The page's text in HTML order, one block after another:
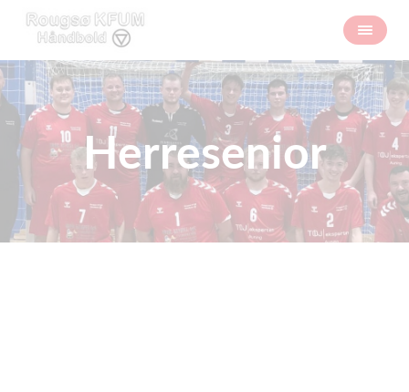
Herresenior